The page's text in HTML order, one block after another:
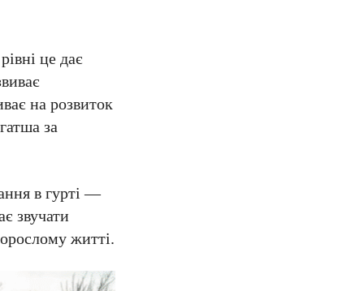
це дає
на розвиток
за
в гурті —
звучати
житті.